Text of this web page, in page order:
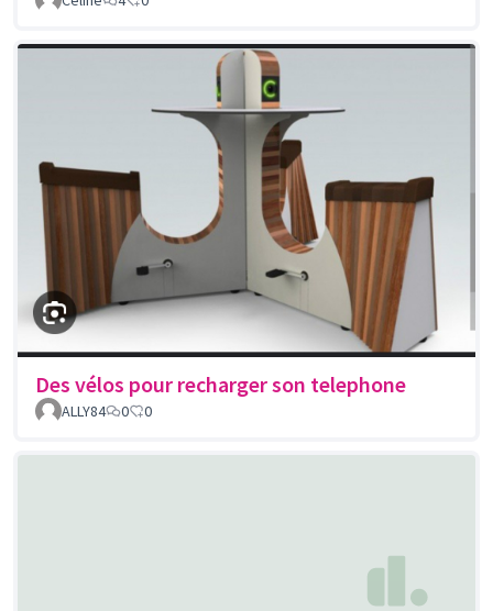
Des vélos pour recharger son telephone
ALLY84 0 0